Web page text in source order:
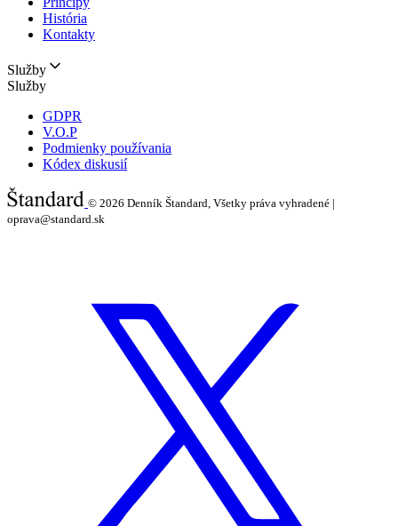
História
Kontakty
Služby
Služby
GDPR
V.O.P
Podmienky používania
Kódex diskusií
© 2026 Denník Štandard, Všetky práva vyhradené |
oprava@standard.sk